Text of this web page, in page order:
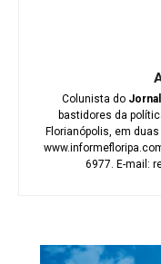
Colunista do
bastidores da
Florianópolis, em
6977. E-mail: